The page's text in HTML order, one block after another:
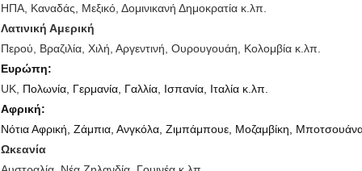
ΗΠΑ, Καναδάς, Μεξικό, Δομινικανή Δημοκρατία κ.λπ.
Λατινική Αμερική
Περού, Βραζιλία, Χιλή, Αργεντινή, Ουρουγουάη, Κολομβία κ.λπ.
Ευρώπη:
UK, Πολωνία, Γερμανία, Γαλλία, Ισπανία, Ιταλία κ.λπ.
Αφρική:
Νότια Αφρική, Ζάμπια, Ανγκόλα, Ζιμπάμπουε, Μοζαμβίκη,
Ωκεανία